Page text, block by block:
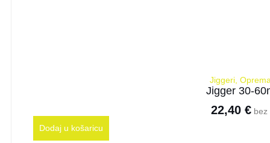
Jiggeri,
Jigger 30-
22,40€ bez
Dodaj u košaricu